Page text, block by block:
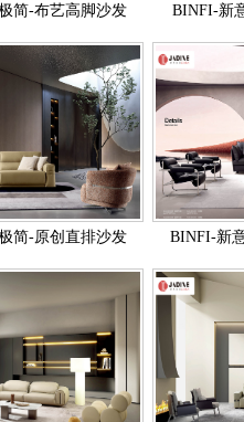
简-布艺高脚沙发 BINFI-新
简-原创直排沙发 BINFI-新